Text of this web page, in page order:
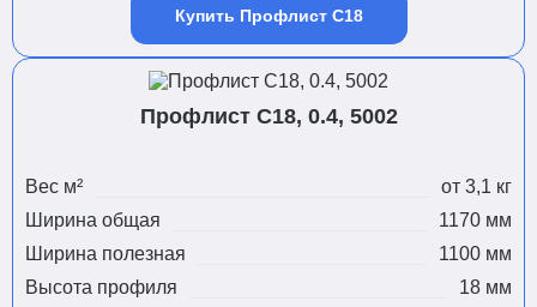
Купить Профлист С18
Профлист С18, 0.4, 5002
Вес м²
от 3,1 кг
Ширина общая
1170 мм
Ширина полезная
1100 мм
Высота профиля
18 мм